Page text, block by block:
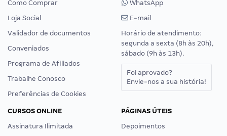
Como Comprar
Loja Social
Validador de documentos
Conveniados
Programa de Afiliados
Trabalhe Conosco
Preferências de Cookies
WhatsApp
E-mail
Horário de atendimento:
segunda a sexta (8h às 20h),
sábado (9h às 13h).
Foi aprovado?
Envie-nos a sua história!
CURSOS ONLINE
Assinatura Ilimitada
PÁGINAS ÚTEIS
Depoimentos